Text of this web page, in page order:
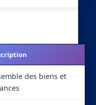
des biens et